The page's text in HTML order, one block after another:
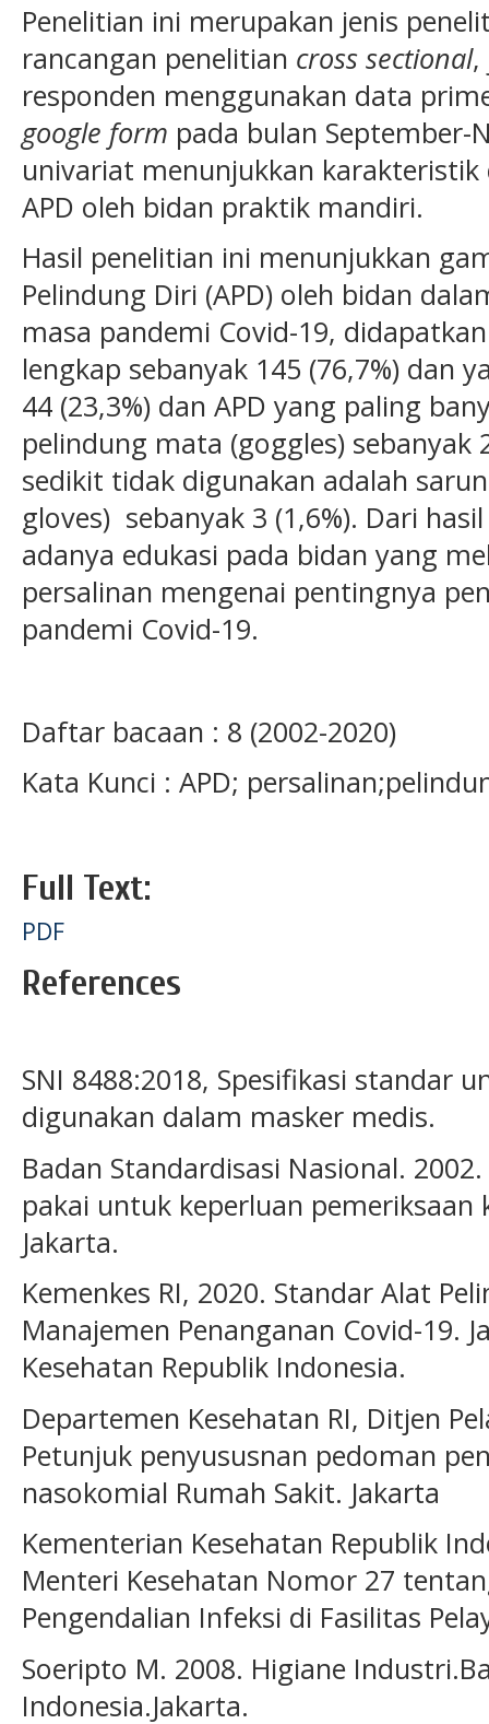
Penelitian ini merupakan jenis
rancangan penelitian cross sectional,
responden menggunakan data
google form pada bulan September-
univariat menunjukkan
APD oleh bidan praktik mandiri.
Hasil penelitian ini menunjukkan
Pelindung Diri (APD) oleh bidan
masa pandemi Covid-19,
lengkap sebanyak 145 (76,7%) dan
44 (23,3%) dan APD yang paling
pelindung mata (goggles) sebanyak
sedikit tidak digunakan adalah
gloves) sebanyak 3 (1,6%). Dari
adanya edukasi pada bidan yang
persalinan mengenai pentingnya
pandemi Covid-19.
Daftar bacaan : 8 (2002-2020)
Kata Kunci : APD;
Full Text:
PDF
References
SNI 8488:2018, Spesifikasi standar
digunakan dalam masker medis.
Badan Standardisasi Nasional.
pakai untuk keperluan pemeriksaan
Jakarta.
Kemenkes RI, 2020. Standar Alat
Manajemen Penanganan Covid-19.
Kesehatan Republik Indonesia.
Departemen Kesehatan RI, Ditjen
Petunjuk penyususnan pedoman
nasokomial Rumah Sakit. Jakarta
Kementerian Kesehatan Republik
Menteri Kesehatan Nomor 27
Pengendalian Infeksi di Fasilitas
Soeripto M. 2008. Higiane
Indonesia.Jakarta.